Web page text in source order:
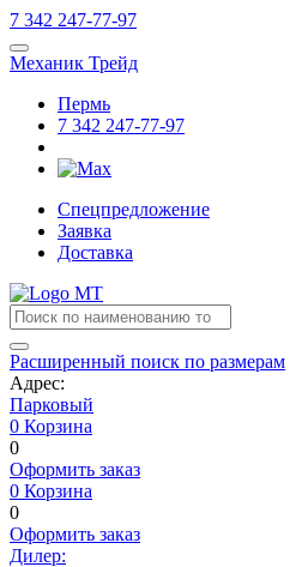
7 342 247-77-97
Механик Трейд
Пермь
7 342 247-77-97
Спецпредложение
Заявка
Доставка
Расширенный поиск по размерам
Адрес:
Парковый
0 Корзина
0
Оформить заказ
0 Корзина
0
Оформить заказ
Дилер: